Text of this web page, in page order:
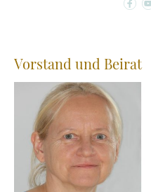
Vorstand und Beirat